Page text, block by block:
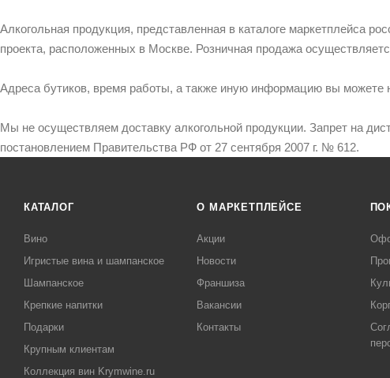
Алкогольная продукция, представленная в каталоге маркетплейса
проекта, расположенных в Москве. Розничная продажа
Адреса бутиков, время работы, а также иную информацию вы можете
Мы не осуществляем доставку алкогольной продукции. Запрет на
постановлением Правительства РФ от 27 сентября 2007 г. № 612.
КАТАЛОГ
Вино
Игристые вина и шампанское
Шампанское
Крепкие напитки
Подарки
Крупным клиентам
Коллекция вин Krymwine.ru
О МАРКЕТПЛЕЙСЕ
Акции
Новости
Франшиза
Вакансии
Контакты